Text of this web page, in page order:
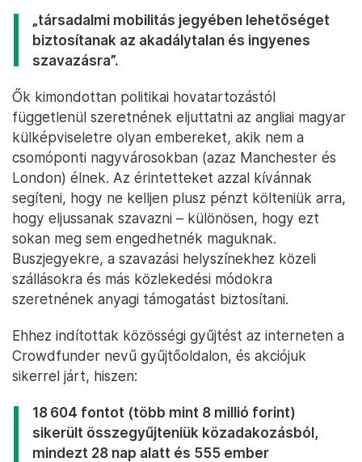
„társadalmi mobilitás jegyében lehetőséget
biztosítanak az akadálytalan és ingyenes
szavazásra”.
Ők kimondottan politikai hovatartozástól
függetlenül szeretnének eljuttatni az angliai magyar
külképviseletre olyan embereket, akik nem a
csomóponti nagyvárosokban (azaz Manchester és
London) élnek. Az érintetteket azzal kívánnak
segíteni, hogy ne kelljen plusz pénzt költeniük arra,
hogy eljussanak szavazni – különösen, hogy ezt
sokan meg sem engedhetnék maguknak.
Buszjegyekre, a szavazási helyszínekhez közeli
szállásokra és más közlekedési módokra
szeretnének anyagi támogatást biztosítani.
Ehhez indítottak közösségi gyűjtést az interneten a
Crowdfunder nevű gyűjtőoldalon, és akciójuk
sikerrel járt, hiszen:
18 604 fontot (több mint 8 millió forint)
sikerült összegyűjteniük közadakozásból,
mindezt 28 nap alatt és 555 ember